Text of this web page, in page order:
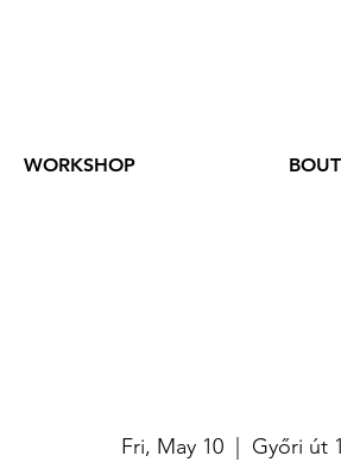
WORKSHOP
Fri, May 10
  |
Győri út